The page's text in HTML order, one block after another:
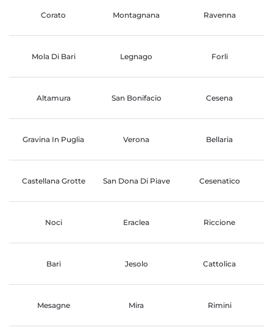
Corato Montagnana Ravenna
Mola Di Bari Legnago Forli
Altamura San Bonifacio Cesena
Gravina In Puglia Verona Bellaria
Castellana Grotte San Dona Di Piave Cesenatico
Noci Eraclea Riccione
Bari Jesolo Cattolica
Mesagne Mira Rimini